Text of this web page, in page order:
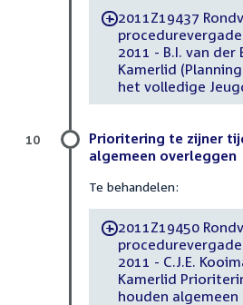
-2011Z19437
2011 - B.I. van der
Kamerlid
het volledige
Prioritering te zijner
algemeen overleggen
Te behandelen:
-2011Z19450
2011 - C.J.E.
Kamerlid
houden
10